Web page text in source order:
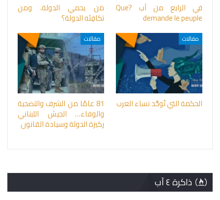
في الرابع من آب ?Que
demande le peuple
من يحمي الدولة، ومن
تكافِئه الدولة؟
مقالات
الحكمة التي تُوحِّد نساء العرب
مقالات
81 عامًا من الشرف والتضحية
والوفاء… الجيش اللبناني
ركيزة الدولة وسيادة القانون
ذاكرة ٤ آب